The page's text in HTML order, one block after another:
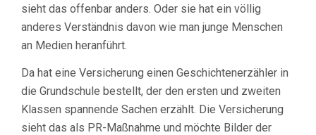
sieht das offenbar anders. Oder sie hat ein völlig
anderes Verständnis davon wie man junge Menschen
an Medien heranführt.
Da hat eine Versicherung einen Geschichtenerzähler in
die Grundschule bestellt, der den ersten und zweiten
Klassen spannende Sachen erzählt. Die Versicherung
sieht das als PR-Maßnahme und möchte Bilder der